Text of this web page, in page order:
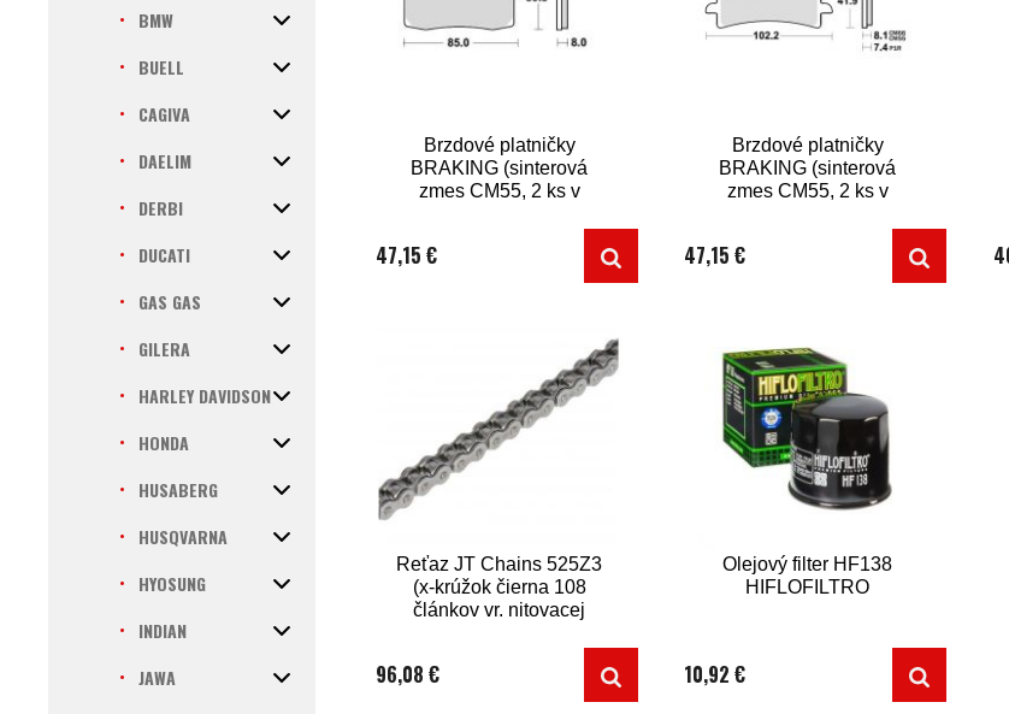
BMW
BUELL
CAGIVA
DAELIM
DERBI
DUCATI
GAS GAS
GILERA
HARLEY DAVIDSON
HONDA
HUSABERG
HUSQVARNA
HYOSUNG
INDIAN
JAWA
Brzdové platničky
BRAKING (sinterová
zmes CM55, 2 ks v
47,15 €
Brzdové platničky
BRAKING (sinterová
zmes CM55, 2 ks v
47,15 €
Reťaz JT Chains 525Z3
(x-krúžok čierna 108
článkov vr. nitovacej
96,08 €
Olejový filter HF138
HIFLOFILTRO
10,92 €